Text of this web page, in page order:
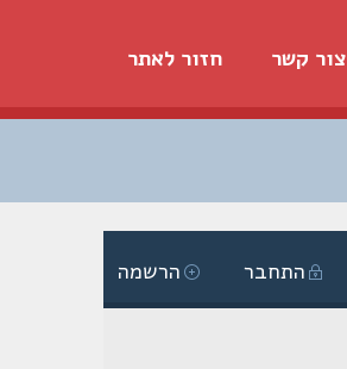
חזור לאתר צור קשר
הרשמה התחבר